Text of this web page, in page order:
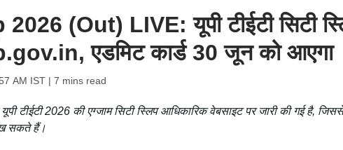
(Out) LIVE: यूपी टीईटी सिटी
एडमिट कार्ड 30 जून को आएगा
AM IST| 7 mins read
यूपी टीईटी 2026 की एग्जाम सिटी स्लिप आधिकारिक वेबसाइट पर जारी की गई है, जिससे
सकते हैं।